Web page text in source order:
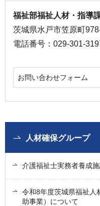
福祉部福祉人材・指導
茨城県水戸市笠原町
電話番号：029-301-
お問い合わせフォーム
人材確保グループ
介護福祉士実務者養成
令和8年度茨城県福祉人
助事業）について